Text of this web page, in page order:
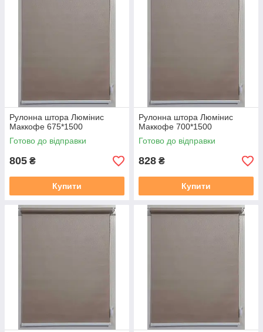
Рулонна штора Люмінис
Маккофе 675*1500
Готово до відправки
805 ₴
Купити
Рулонна штора Люмінис
Маккофе 700*1500
Готово до відправки
828 ₴
Купити